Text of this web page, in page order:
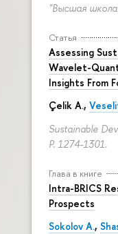
"Высшая
Статья
Assessing
Wavelet-
Insights From
Çelik A.,
Sustainable
P. 1274-1301.
Глава в книге
Intra-BRICS
Prospects
Sokolov A.,